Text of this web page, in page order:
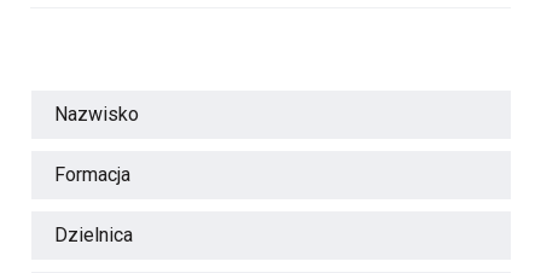
Nazwisko
Formacja
Dzielnica